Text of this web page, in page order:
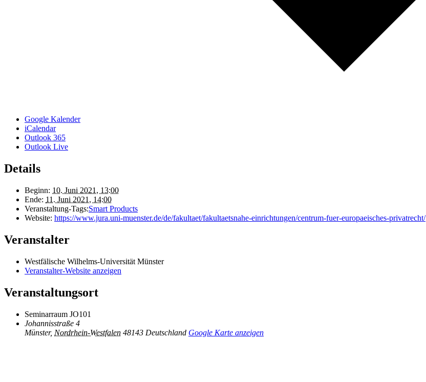
Google Kalender
iCalendar
Outlook 365
Outlook Live
Details
Beginn: 10. Juni 2021, 13:00
Ende: 11. Juni 2021, 14:00
Veranstaltung-Tags:Smart Products
Website: https://www.jura.uni-muenster.de/de/fakultaet/fakultaetsnahe-einrichtungen/centrum-fuer-europaeisches-privatrecht/
Veranstalter
Westfälische Wilhelms-Universität Münster
Veranstalter-Website anzeigen
Veranstaltungsort
Seminarraum JO101
Johannisstraße 4
Münster, Nordrhein-Westfalen 48143 Deutschland Google Karte anzeigen